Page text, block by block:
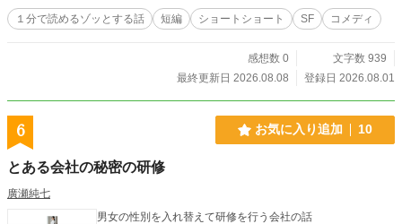
１分で読めるゾッとする話 短編 ショートショート SF コメディ
感想数 0
文字数 939
最終更新日 2026.08.08
登録日 2026.08.01
6 お気に入り追加 10
とある会社の秘密の研修
廣瀬純七
男女の性別を入れ替えて研修を行う会社の話